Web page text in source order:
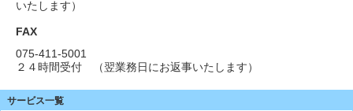
いたします）
FAX
075-411-5001
２４時間受付 （翌業務日にお返事いたします）
サービス一覧